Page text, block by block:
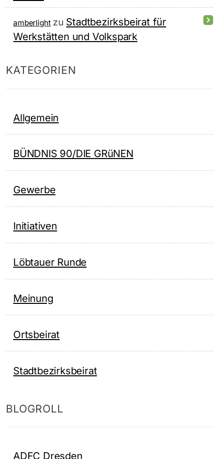
amberlightzu Stadtbezirksbeirat für
Werkstätten und Volkspark
KATEGORIEN
Allgemein
BÜNDNIS 90/DIE GRüNEN
Gewerbe
Initiativen
Löbtauer Runde
Meinung
Ortsbeirat
Stadtbezirksbeirat
BLOGROLL
ADFC Dresden